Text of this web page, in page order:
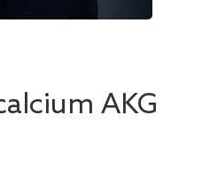
AKG